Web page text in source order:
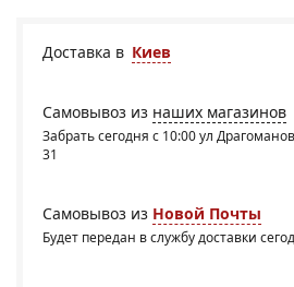
Доставка в Киев
Самовывоз из наших магазинов
Забрать сегодня с 10:00 ул
31
Самовывоз из Новой Почты
Будет передан в службу доставки